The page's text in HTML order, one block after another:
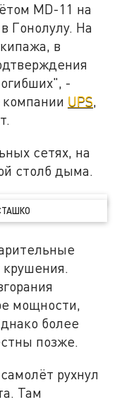
MD-11 на
Гонолулу. На
в
-
компании UPS,
сетях, на
столб дыма.
мощности,
более
позже.
рухнул
Там